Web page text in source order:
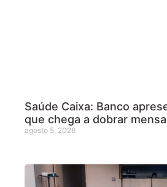
Saúde Caixa: Banco
que chega a dobrar
agosto 5, 2026